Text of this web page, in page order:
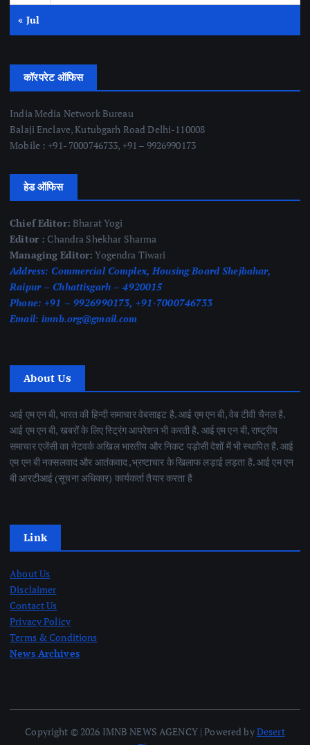
« Jul
कॉरपरेट ऑफिस
India Media Network Bureau
Balaji Enclave, Kutubgarh Road Delhi-110008
Mobile : +91- 7000746733, +91 – 9926990173
हेड ऑफिस
Chief Editor: Bharat Yogi
Editor : Chandra Shekhar Sharma
Managing Editor: Yogendra Tiwari
Address: Commercial Complex, Housing Board Shejbahar,
Raipur – Chhattisgarh – 4920015
Phone: +91 – 9926990173, +91-7000746733
Email: imnb.org@gmail.com
About Us
आई एम एन बी, भारत की हिन्दी समाचार वेबसाइट है. आई एम एन बी, वेब टीवी चैनल है.
आई एम एन बी, खबरों के लिए स्ट्रिंग आपरेशन भी करती है. आई एम एन बी, राष्ट्रीय
समाचार एजेंसी का नेटवर्क अखिल भारतीय और निकट पड़ोसी देशों में भी स्थापित है. आई
एम एन बी नक्सलवाद और आतंकवाद ,भ्रष्टाचार के खिलाफ लड़ाई लड़ता है. आई एम एन
बी आरटीआई (सूचना अधिकार) कार्यकर्ता तैयार करता है
Link
About Us
Disclaimer
Contact Us
Privacy Policy
Terms & Conditions
News Archives
Copyright © 2026 IMNB NEWS AGENCY | Powered byDesert